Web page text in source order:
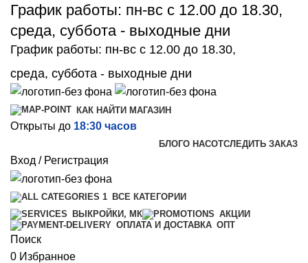
График работы: пн-вс с 12.00 до 18.30,
среда, суббота - выходные дни
График работы: пн-вс с 12.00 до 18.30,
среда, суббота - выходные дни
КАК НАЙТИ МАГАЗИН
Открыты до 18:30 часов
БЛОГО НАСОТСЛЕДИТЬ ЗАКАЗ
Вход / Регистрация
ВСЕ КАТЕГОРИИ
ВЫКРОЙКИ, МК
АКЦИИ
ОПЛАТА И ДОСТАВКА ОПТ
Поиск
0 Избранное